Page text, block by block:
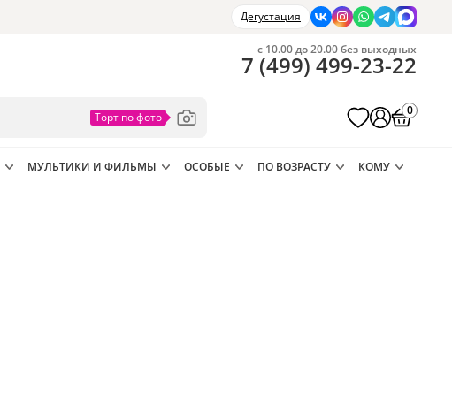
Дегустация
с 10.00 до 20.00 без выходных
7 (499) 499-23-22
0
МУЛЬТИКИ И ФИЛЬМЫ ОСОБЫЕ ПО ВОЗРАСТУ
КОМУ